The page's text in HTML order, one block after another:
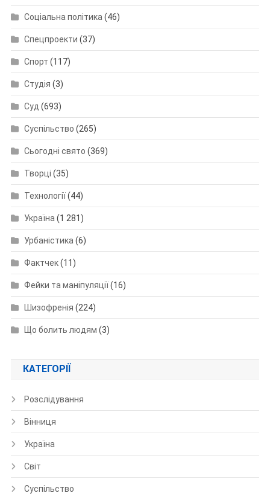
Соціальна політика (46)
Спецпроекти (37)
Спорт (117)
Студія (3)
Суд (693)
Суспільство (265)
Сьогодні свято (369)
Творці (35)
Технології(44)
Україна (1 281)
Урбаністика (6)
Фактчек(11)
Фейки та маніпуляції(16)
Шизофренія (224)
Що болить людям (3)
КАТЕГОРІЇ
Розслідування
Вінниця
Україна
Світ
Суспільство